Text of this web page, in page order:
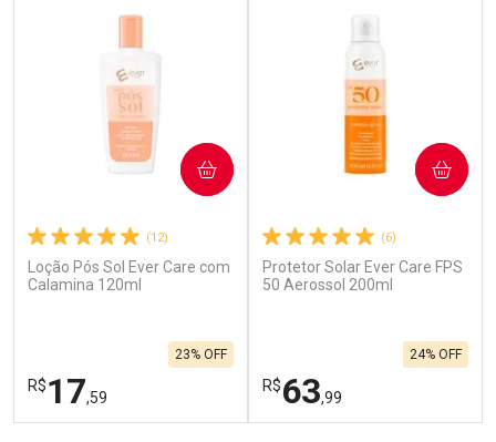
(12)
Loção Pós Sol Ever Care com
Calamina 120ml
R$17,59
23% OFF
COMPRAR
(6)
Protetor Solar Ever Care FPS
50 Aerossol 200ml
R$63,99
24% OFF
COMPRAR